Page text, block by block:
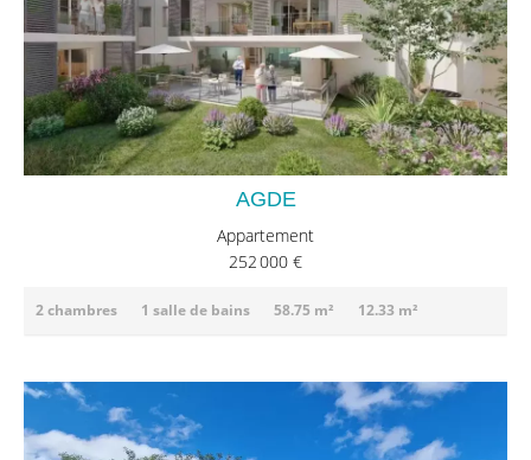
AGDE
Appartement
252 000 €
2 chambres 1 salle de bains 58.75 m² 12.33 m²